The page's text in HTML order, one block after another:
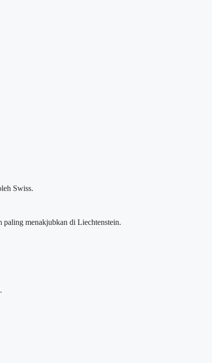
Swiss.
paling menakjubkan di Liechtenstein.